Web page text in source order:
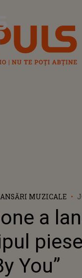
MUZICALE
a
You”